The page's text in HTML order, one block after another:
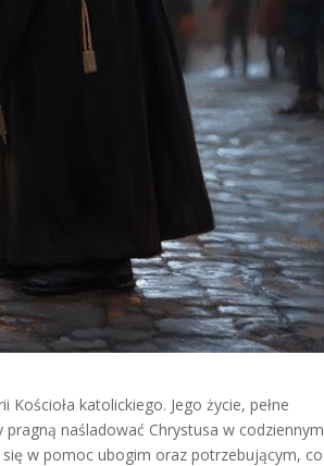
katolickiego. Jego życie, pełne
naśladować Chrystusa w codziennym
się w pomoc ubogim oraz potrzebującym, co